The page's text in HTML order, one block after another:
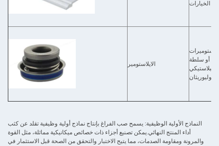
الايلاستومير
أو سلطة
البلاستيكي
النماذج الأولية الوظيفية: يسمح صب الفراغ بإنتاج نماذج أولية وظيفية تقلد عن كثب
أداء المنتج النهائي.يمكن تصنيع أجزاء ذات خصائص ميكانيكية مماثلة، مثل القوة
والمرونة ومقاومة الصدمات، مما يتيح الاختبار والتحقق من الصحة قبل الاستثمار في